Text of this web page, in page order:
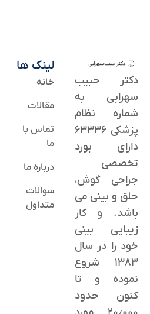
دکتر حبیب
سهرابی به
شماره نظام
پزشکی ۶۳۳۳۶
دارای بورد
تخصصی
جراحی گوش،
حلق و بینی می
باشد. و کار
زیبایی بینی
خود را در سال
۱۳۸۳ شروع
نموده و تا
کنون حدود
لینک ها
خانه
مقالات
تماس با
ما
درباره ما
سوالات
متداول